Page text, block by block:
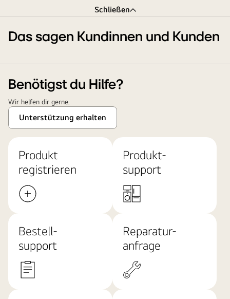
Schließen
Das sagen Kundinnen und Kunden
Benötigst du Hilfe?
Wir helfen dir gerne.
Unterstützung erhalten
Produkt
registrieren
Produkt-
support
Bestell-
support
Reparatur-
anfrage